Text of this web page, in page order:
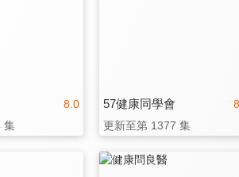
8.0
集
57健康同學會
更新至第 1377 集